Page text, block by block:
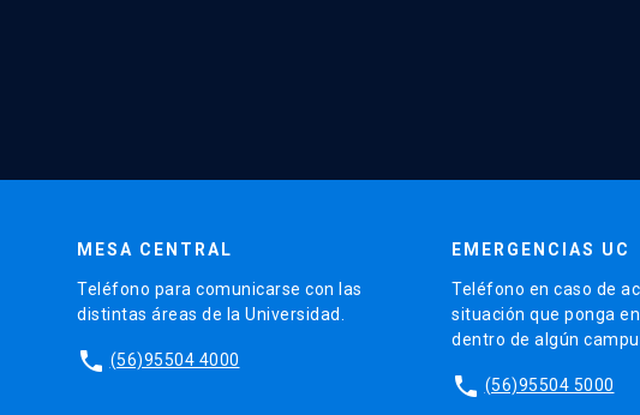
MESA CENTRAL
Teléfono para comunicarse con las
distintas áreas de la Universidad.
phone (56)95504 4000
EMERGENCIAS UC
Teléfono en caso de
situación que ponga
dentro de algún
phone (56)95504 5000